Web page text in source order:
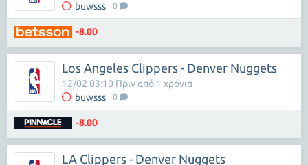
buwsss 0
-8.00
Los Angeles Clippers - Denver Nuggets
buwsss 0
12/02 03:10 Πριν από 1 χρόνια
-8.00
LA Clippers - Denver Nuggets